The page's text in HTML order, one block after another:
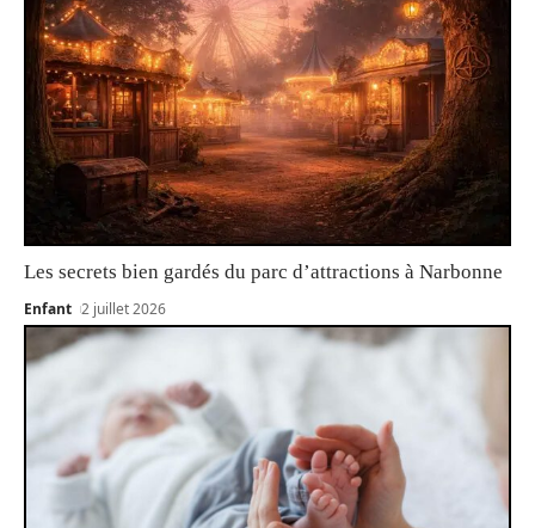
Les secrets bien gardés du parc d’attractions à Narbonne
Enfant 2 juillet 2026